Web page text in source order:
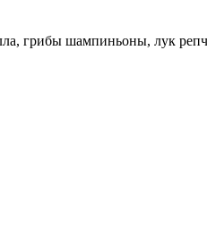
грибы шампиньоны, лук